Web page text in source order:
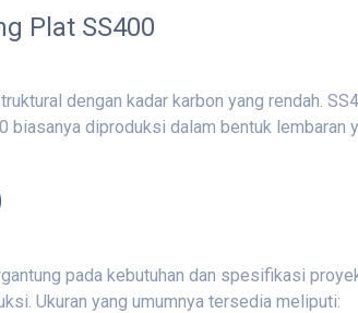
Plat SS400
dengan kadar karbon yang rendah.
biasanya diproduksi dalam bentuk lembaran
pada kebutuhan dan spesifikasi
Ukuran yang umumnya tersedia meliputi: